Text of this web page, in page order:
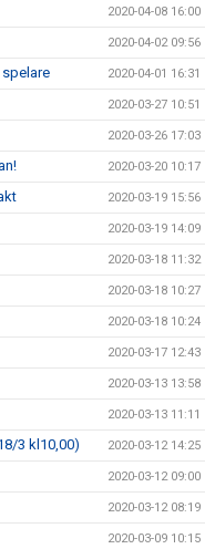
2020-04-08 16:00
2020-04-02 09:56
2020-04-01 16:31
2020-03-27 10:51
2020-03-26 17:03
2020-03-20 10:17
2020-03-19 15:56
2020-03-19 14:09
2020-03-18 11:32
2020-03-18 10:27
2020-03-18 10:24
2020-03-17 12:43
2020-03-13 13:58
2020-03-13 11:11
3 kl10,00) 2020-03-12 14:25
2020-03-12 09:00
2020-03-12 08:19
2020-03-09 10:15